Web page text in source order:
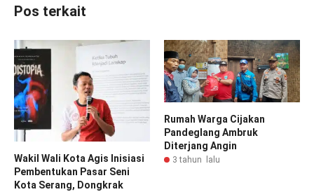
Pos terkait
Wakil Wali Kota Agis Inisiasi
Pembentukan Pasar Seni
Kota Serang, Dongkrak
Rumah Warga Cijakan
Pandeglang Ambruk
Diterjang Angin
3 tahun lalu